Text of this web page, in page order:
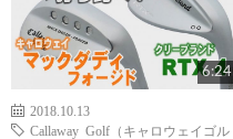
6:24
2018.10.13
Callaway Golf（キャロウェイゴル